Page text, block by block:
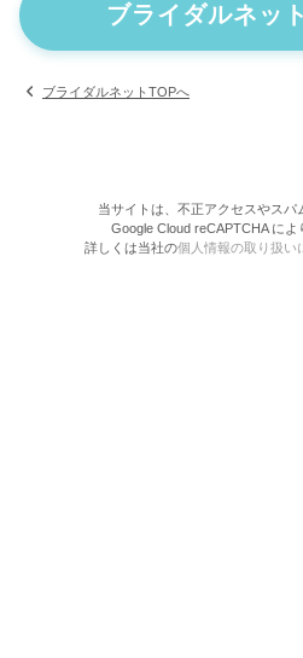
ブライダルネッ
ブライダルネットTOPへ
当サイトは、不正アクセスやスパ
Google Cloud reCAPTCHA によ
詳しくは当社の個人情報の取り扱い